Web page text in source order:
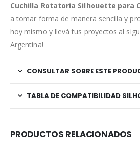
Cuchilla Rotatoria Silhouette para
a tomar forma de manera sencilla y
hoy mismo y llevá tus proyectos al
Argentina!
CONSULTAR SOBRE ESTE
TABLA DE COMPATIBILIDAD
PRODUCTOS RELACIONADOS